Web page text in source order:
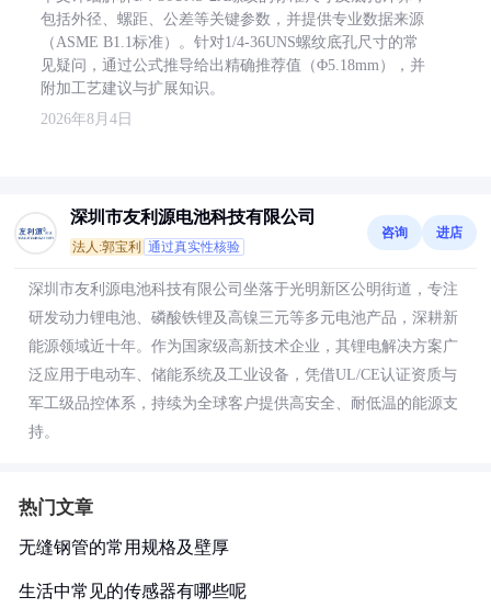
包括外径、螺距、公差等关键参数，并提供专业数据来源
（ASME B1.1标准）。针对1/4-36UNS螺纹底孔尺寸的常
见疑问，通过公式推导给出精确推荐值（Φ5.18mm），并
附加工艺建议与扩展知识。
2026年8月4日
深圳市友利源电池科技有限公司
法人:郭宝利 通过真实性核验
咨询 进店
深圳市友利源电池科技有限公司坐落于光明新区公明街道，专注
研发动力锂电池、磷酸铁锂及高镍三元等多元电池产品，深耕新
能源领域近十年。作为国家级高新技术企业，其锂电解决方案广
泛应用于电动车、储能系统及工业设备，凭借UL/CE认证资质与
军工级品控体系，持续为全球客户提供高安全、耐低温的能源支
持。
热门文章
无缝钢管的常用规格及壁厚
生活中常见的传感器有哪些呢